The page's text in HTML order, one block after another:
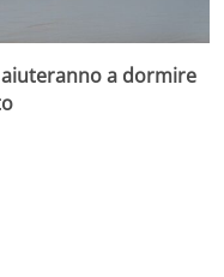
a dormire